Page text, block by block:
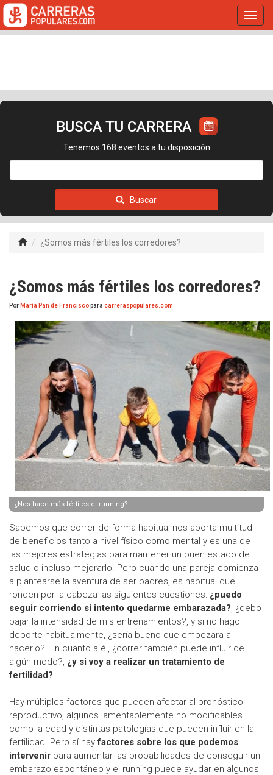
BUSCA TU CARRERA
Tenemos 168 eventos a tu disposición
Buscar
¿Somos más fértiles los corredores?
¿Somos más fértiles los corredores?
Por María Pan de Franciscopara carreraspopulares.com
¿Nos hace más fértiles el running?
Sabemos que correr de forma habitual nos aporta multitud
de beneficios tanto a nivel físico como mental y es una de
las mejores estrategias para mantener un buen estado de
salud o incluso mejorarlo. Pero cuando una pareja comienza
a plantearse la aventura de ser padres, es habitual que
ronden por la cabeza las siguientes cuestiones: ¿puedo
seguir corriendo si intento quedarme embarazada?, ¿debo
bajar la intensidad de mis entrenamientos?, y si no hago
deporte habitualmente, ¿sería bueno que empezara a
hacerlo?. En cuanto a él, ¿correr también puede influir de
algún modo?, ¿y si voy a realizar un tratamiento de
fertilidad?.
Hay múltiples factores que pueden afectar al pronóstico
reproductivo, algunos lamentablemente no modificables
como la edad y distintas patologías que pueden influir en la
fertilidad. Pero sí hayfactores sobre los que podemos
intervenir para aumentar las probabilidades de conseguir un
embarazo espontáneo y el running puede ayudar en algunos